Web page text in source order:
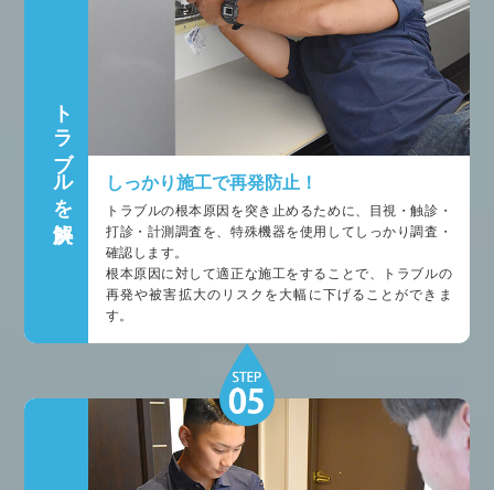
トラブルを解決 しっかり施工で再発防止！
トラブルの根本原因を突き止めるために、目視・触診・
打診・計測調査を、特殊機器を使用してしっかり調査・
確認します。
根本原因に対して適正な施工をすることで、トラブルの
再発や被害拡大のリスクを大幅に下げることができま
す。